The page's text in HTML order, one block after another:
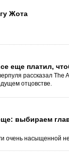
Жота
еще платил,
рассказал The
отцовстве.
выбираем
очень насыщенной